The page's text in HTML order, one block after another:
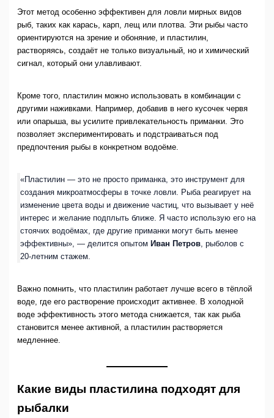
Этот метод особенно эффективен для ловли мирных видов
рыб, таких как карась, карп, лещ или плотва. Эти рыбы часто
ориентируются на зрение и обоняние, и пластилин,
растворяясь, создаёт не только визуальный, но и химический
сигнал, который они улавливают.
Кроме того, пластилин можно использовать в комбинации с
другими наживками. Например, добавив в него кусочек червя
или опарыша, вы усилите привлекательность приманки. Это
позволяет экспериментировать и подстраиваться под
предпочтения рыбы в конкретном водоёме.
«Пластилин — это не просто приманка, это инструмент для
создания микроатмосферы в точке ловли. Рыба реагирует на
изменение цвета воды и движение частиц, что вызывает у неё
интерес и желание подплыть ближе. Я часто использую его на
стоячих водоёмах, где другие приманки могут быть менее
эффективны», — делится опытом Иван Петров, рыболов с
20-летним стажем.
Важно помнить, что пластилин работает лучше всего в тёплой
воде, где его растворение происходит активнее. В холодной
воде эффективность этого метода снижается, так как рыба
становится менее активной, а пластилин растворяется
медленнее.
Какие виды пластилина подходят для
рыбалки